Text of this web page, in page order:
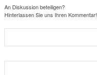
An Diskussion beteiligen?
Hinterlassen Sie uns Ihren Kommentar!